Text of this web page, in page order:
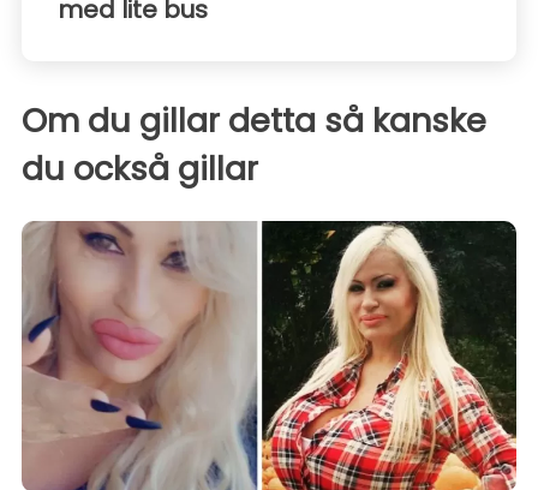
med lite bus
Om du gillar detta så kanske
du också gillar